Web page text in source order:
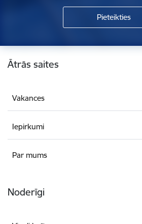
Kājene
Ātrās saites
Vakances
Iepirkumi
Par mums
Noderīgi